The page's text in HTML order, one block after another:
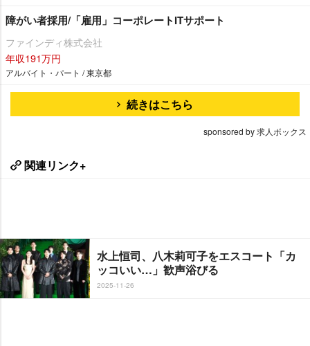
障がい者採用/「雇用」コーポレートITサポート
ファインディ株式会社
年収191万円
アルバイト・パート / 東京都
続きはこちら
sponsored by 求人ボックス
関連リンク+
水上恒司、八木莉可子をエスコート「カ
ッコいい…」歓声浴びる
2025-11-26